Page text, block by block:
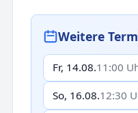
Weitere
Fr, 14.08.11:00
So, 16.08.12:30